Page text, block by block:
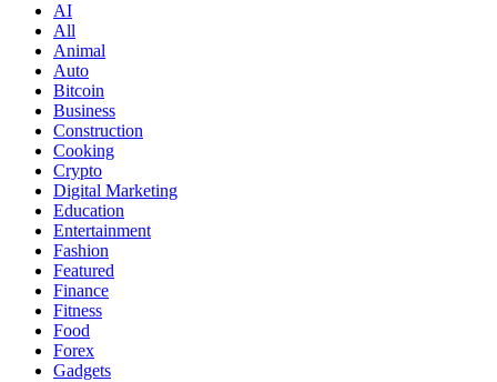
AI
All
Animal
Auto
Bitcoin
Business
Construction
Cooking
Crypto
Digital Marketing
Education
Entertainment
Fashion
Featured
Finance
Fitness
Food
Forex
Gadgets